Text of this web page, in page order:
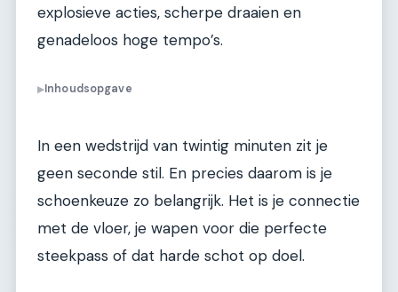
explosieve acties, scherpe draaien en
genadeloos hoge tempo’s.
▶Inhoudsopgave
In een wedstrijd van twintig minuten zit je
geen seconde stil. En precies daarom is je
schoenkeuze zo belangrijk. Het is je connectie
met de vloer, je wapen voor die perfecte
steekpass of dat harde schot op doel.